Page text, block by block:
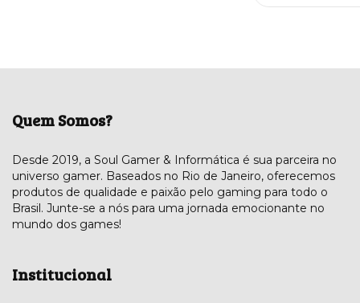
Quem Somos?
Desde 2019, a Soul Gamer & Informática é sua parceira no
universo gamer. Baseados no Rio de Janeiro, oferecemos
produtos de qualidade e paixão pelo gaming para todo o
Brasil. Junte-se a nós para uma jornada emocionante no
mundo dos games!
Institucional